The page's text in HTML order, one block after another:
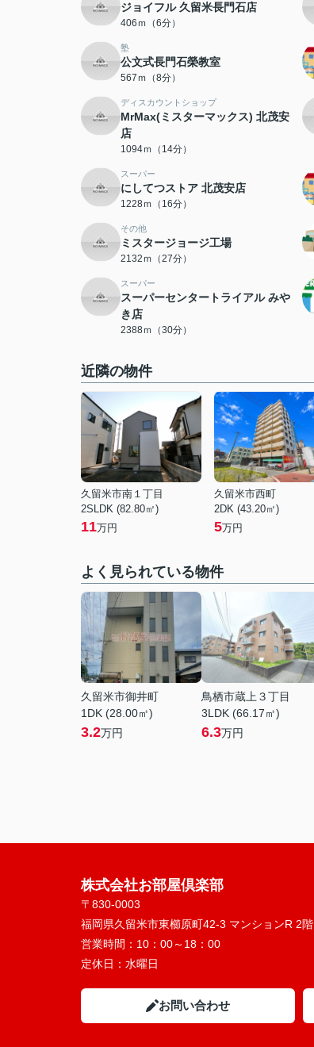
ジョイフル 久留米長門石店
406ｍ（6分）
塾
公文式長門石榮教室
567ｍ（8分）
ディスカウントショップ
MrMax(ミスターマックス) 北茂安
店
1094ｍ（14分）
スーパー
にしてつストア 北茂安店
1228ｍ（16分）
その他
ミスタージョージ工場
2132ｍ（27分）
スーパー
スーパーセンタートライアル みや
き店
2388ｍ（30分）
近隣の物件
久留米市南１丁目
2SLDK (82.80㎡)
11万円
久留米市西町
2DK (43.20㎡)
5万円
よく見られている物件
久留米市御井町
1DK (28.00㎡)
3.2万円
鳥栖市蔵上３丁目
3LDK (66.17㎡)
6.3万円
株式会社お部屋倶楽部
〒830-0003
福岡県久留米市東櫛原町42-3 マンションR 2階
営業時間： 10：00～18：00
定休日： 水曜日
お問い合わせ